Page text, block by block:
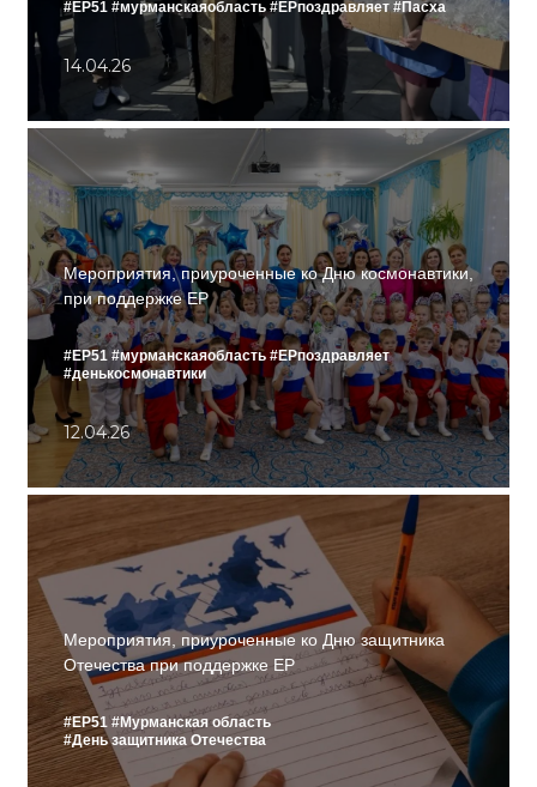
#ЕР51 #мурманскаяобласть #ЕРпоздравляет #Пасха
14.04.26
Мероприятия, приуроченные ко Дню космонавтики,
при поддержке ЕР
#ЕР51 #мурманскаяобласть #ЕРпоздравляет
#денькосмонавтики
12.04.26
Мероприятия, приуроченные ко Дню защитника
Отечества при поддержке ЕР
#ЕР51 #Мурманская область
#День защитника Отечества